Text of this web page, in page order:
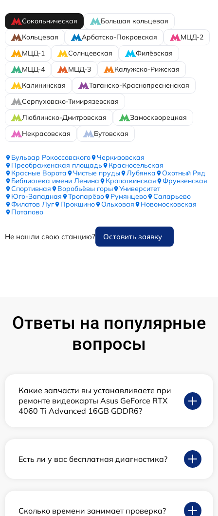
Сокольническая
Большая кольцевая
Кольцевая
Арбатско-Покровская
МЦД-2
МЦД-1
Солнцевская
Филёвская
МЦД-4
МЦД-3
Калужско-Рижская
Калининская
Таганско-Краснопресненская
Серпуховско-Тимирязевская
Люблинско-Дмитровская
Замоскворецкая
Некрасовская
Бутовская
Бульвар Рокоссовского
Черкизовская
Преображенская площадь
Красносельская
Красные Ворота
Чистые пруды Лубянка
Охотный Ряд
Библиотека имени Ленина
Кропоткинская
Фрунзенская
Спортивная
Воробьёвы горы
Университет
Юго-Западная
Тропарёво Румянцево
Саларьево
Филатов Луг
Прокшино Ольховая
Новомосковская
Потапово
Не нашли свою станцию? Оставить заявку
Ответы на популярные
вопросы
Какие запчасти вы устанавливаете при
ремонте видеокарты Asus GeForce RTX
4060 Ti Advanced 16GB GDDR6?
Есть ли у вас бесплатная диагностика?
Сколько времени занимает проверка?